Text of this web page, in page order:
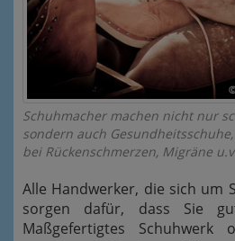
Schuhmacher machen nicht nur
sondern auch
bei Rückenschmerzen, Migräne
Alle Handwerker, die sich um
sorgen dafür, dass Sie
Maßgefertigtes Schuhwerk